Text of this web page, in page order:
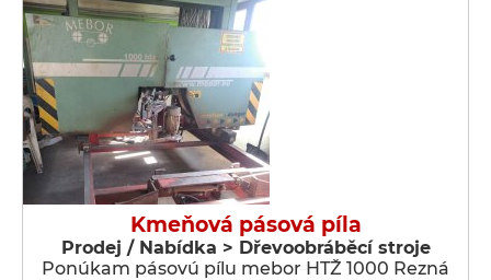
Kmeňová pásová píla
Prodej / Nabídka > Dřevoobráběcí stroje
Ponúkam pásovú pílu mebor HTŽ 1000 Rezná